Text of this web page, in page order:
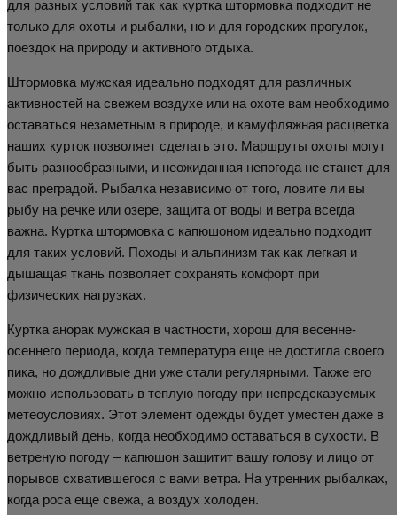
для разных условий так как куртка штормовка подходит не
только для охоты и рыбалки, но и для городских прогулок,
поездок на природу и активного отдыха.
Штормовка мужская идеально подходят для различных
активностей на свежем воздухе или на охоте вам необходимо
оставаться незаметным в природе, и камуфляжная расцветка
наших курток позволяет сделать это. Маршруты охоты могут
быть разнообразными, и неожиданная непогода не станет для
вас преградой. Рыбалка независимо от того, ловите ли вы
рыбу на речке или озере, защита от воды и ветра всегда
важна. Куртка штормовка с капюшоном идеально подходит
для таких условий. Походы и альпинизм так как легкая и
дышащая ткань позволяет сохранять комфорт при
физических нагрузках.
Куртка анорак мужская в частности, хорош для весенне-
осеннего периода, когда температура еще не достигла своего
пика, но дождливые дни уже стали регулярными. Также его
можно использовать в теплую погоду при непредсказуемых
метеоусловиях. Этот элемент одежды будет уместен даже в
дождливый день, когда необходимо оставаться в сухости. В
ветреную погоду – капюшон защитит вашу голову и лицо от
порывов схватившегося с вами ветра. На утренних рыбалках,
когда роса еще свежа, а воздух холоден.